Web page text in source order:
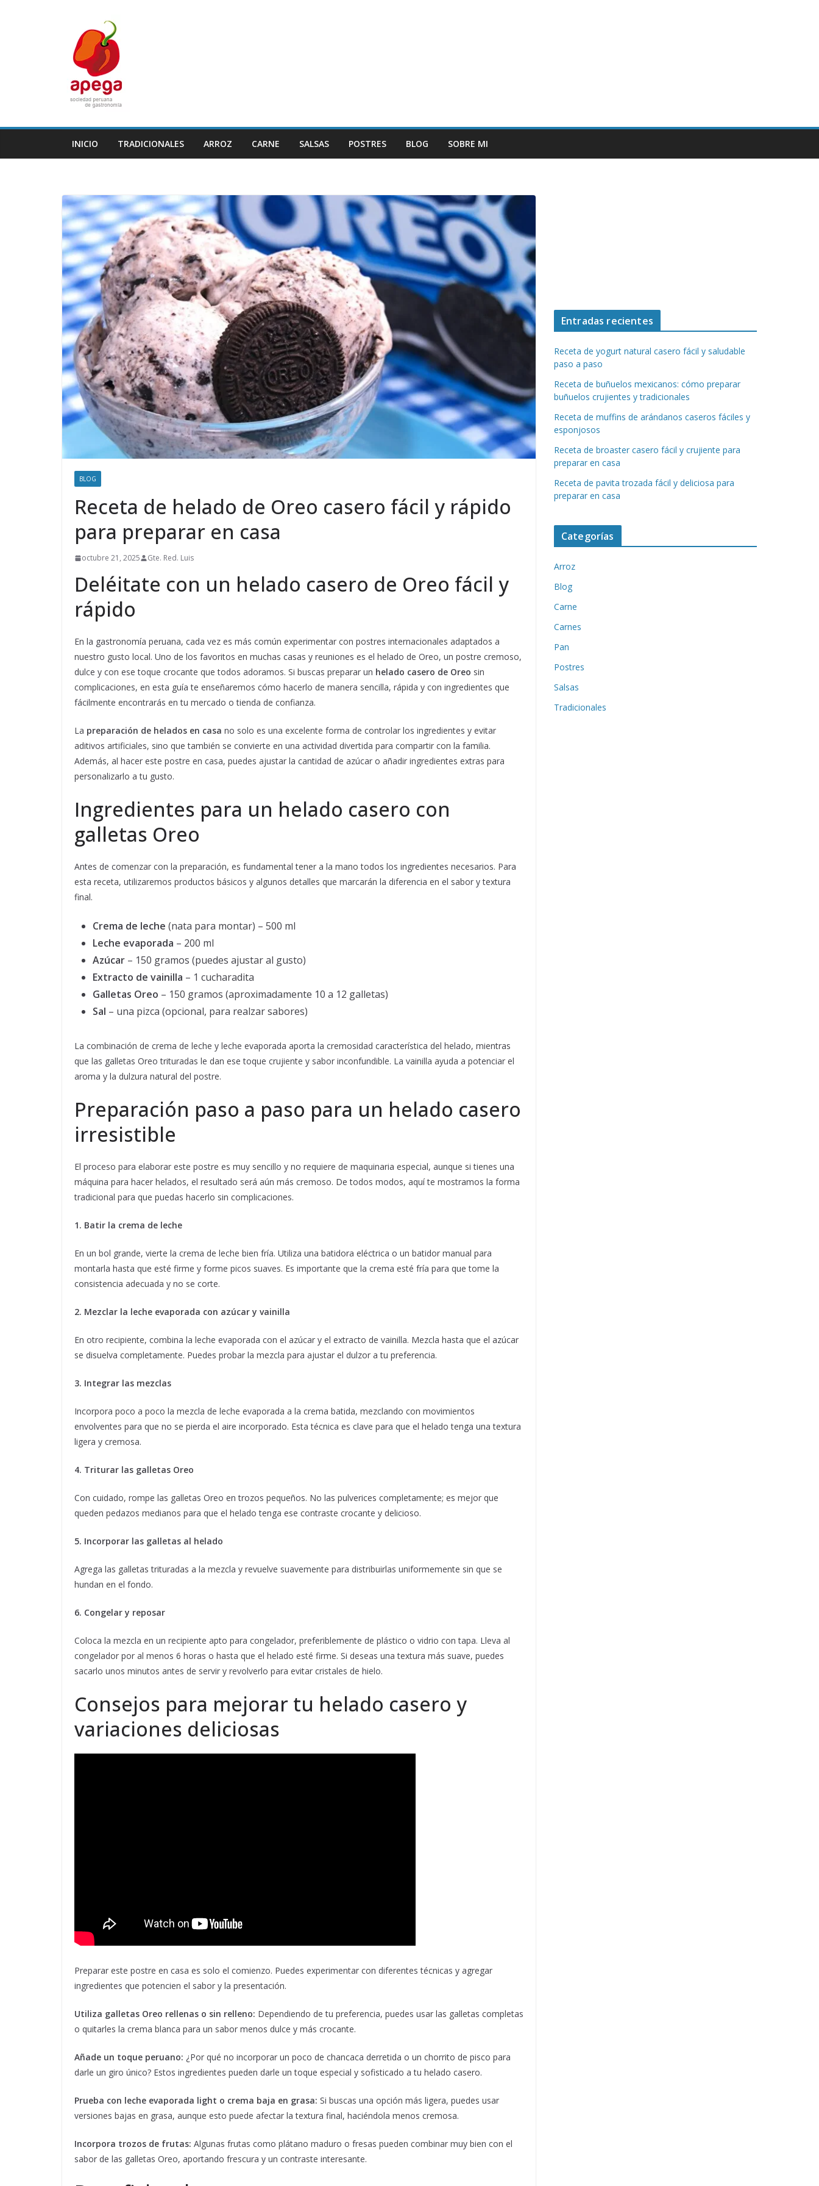
INICIO TRADICIONALES ARROZ CARNE SALSAS POSTRES BLOG SOBRE MI
BLOG
Receta de helado de Oreo casero fácil y rápido
para preparar en casa
octubre 21, 2025 Gte. Red. Luis
Deléitate con un helado casero de Oreo fácil y
rápido
En la gastronomía peruana, cada vez es más común experimentar con postres internacionales adaptados a
nuestro gusto local. Uno de los favoritos en muchas casas y reuniones es el helado de Oreo, un postre cremoso,
dulce y con ese toque crocante que todos adoramos. Si buscas preparar un helado casero de Oreo sin
complicaciones, en esta guía te enseñaremos cómo hacerlo de manera sencilla, rápida y con ingredientes que
fácilmente encontrarás en tu mercado o tienda de confianza.
La preparación de helados en casa no solo es una excelente forma de controlar los ingredientes y evitar
aditivos artificiales, sino que también se convierte en una actividad divertida para compartir con la familia.
Además, al hacer este postre en casa, puedes ajustar la cantidad de azúcar o añadir ingredientes extras para
personalizarlo a tu gusto.
Ingredientes para un helado casero con
galletas Oreo
Antes de comenzar con la preparación, es fundamental tener a la mano todos los ingredientes necesarios. Para
esta receta, utilizaremos productos básicos y algunos detalles que marcarán la diferencia en el sabor y textura
final.
Crema de leche (nata para montar) – 500 ml
Leche evaporada – 200 ml
Azúcar – 150 gramos (puedes ajustar al gusto)
Extracto de vainilla – 1 cucharadita
Galletas Oreo – 150 gramos (aproximadamente 10 a 12 galletas)
Sal – una pizca (opcional, para realzar sabores)
La combinación de crema de leche y leche evaporada aporta la cremosidad característica del helado, mientras
que las galletas Oreo trituradas le dan ese toque crujiente y sabor inconfundible. La vainilla ayuda a potenciar el
aroma y la dulzura natural del postre.
Preparación paso a paso para un helado casero
irresistible
El proceso para elaborar este postre es muy sencillo y no requiere de maquinaria especial, aunque si tienes una
máquina para hacer helados, el resultado será aún más cremoso. De todos modos, aquí te mostramos la forma
tradicional para que puedas hacerlo sin complicaciones.
1. Batir la crema de leche
En un bol grande, vierte la crema de leche bien fría. Utiliza una batidora eléctrica o un batidor manual para
montarla hasta que esté firme y forme picos suaves. Es importante que la crema esté fría para que tome la
consistencia adecuada y no se corte.
2. Mezclar la leche evaporada con azúcar y vainilla
En otro recipiente, combina la leche evaporada con el azúcar y el extracto de vainilla. Mezcla hasta que el azúcar
se disuelva completamente. Puedes probar la mezcla para ajustar el dulzor a tu preferencia.
3. Integrar las mezclas
Incorpora poco a poco la mezcla de leche evaporada a la crema batida, mezclando con movimientos
envolventes para que no se pierda el aire incorporado. Esta técnica es clave para que el helado tenga una textura
ligera y cremosa.
4. Triturar las galletas Oreo
Con cuidado, rompe las galletas Oreo en trozos pequeños. No las pulverices completamente; es mejor que
queden pedazos medianos para que el helado tenga ese contraste crocante y delicioso.
5. Incorporar las galletas al helado
Agrega las galletas trituradas a la mezcla y revuelve suavemente para distribuirlas uniformemente sin que se
hundan en el fondo.
6. Congelar y reposar
Coloca la mezcla en un recipiente apto para congelador, preferiblemente de plástico o vidrio con tapa. Lleva al
congelador por al menos 6 horas o hasta que el helado esté firme. Si deseas una textura más suave, puedes
sacarlo unos minutos antes de servir y revolverlo para evitar cristales de hielo.
Consejos para mejorar tu helado casero y
variaciones deliciosas
Preparar este postre en casa es solo el comienzo. Puedes experimentar con diferentes técnicas y agregar
ingredientes que potencien el sabor y la presentación.
Utiliza galletas Oreo rellenas o sin relleno: Dependiendo de tu preferencia, puedes usar las galletas completas
o quitarles la crema blanca para un sabor menos dulce y más crocante.
Añade un toque peruano: ¿Por qué no incorporar un poco de chancaca derretida o un chorrito de pisco para
darle un giro único? Estos ingredientes pueden darle un toque especial y sofisticado a tu helado casero.
Prueba con leche evaporada light o crema baja en grasa: Si buscas una opción más ligera, puedes usar
versiones bajas en grasa, aunque esto puede afectar la textura final, haciéndola menos cremosa.
Incorpora trozos de frutas: Algunas frutas como plátano maduro o fresas pueden combinar muy bien con el
sabor de las galletas Oreo, aportando frescura y un contraste interesante.
Entradas recientes
Receta de yogurt natural casero fácil y saludable
paso a paso
Receta de buñuelos mexicanos: cómo preparar
buñuelos crujientes y tradicionales
Receta de muffins de arándanos caseros fáciles y
esponjosos
Receta de broaster casero fácil y crujiente para
preparar en casa
Receta de pavita trozada fácil y deliciosa para
preparar en casa
Categorías
Arroz
Blog
Carne
Carnes
Pan
Postres
Salsas
Tradicionales